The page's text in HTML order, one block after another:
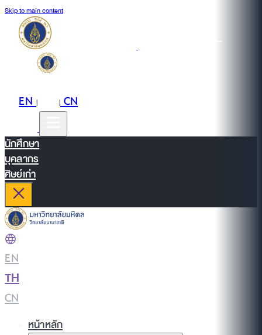
Skip to main content
EN| |CN
นักศึกษา
บุคลากร
ศิษย์เก่า
EN
TH
CN
หน้าหลัก